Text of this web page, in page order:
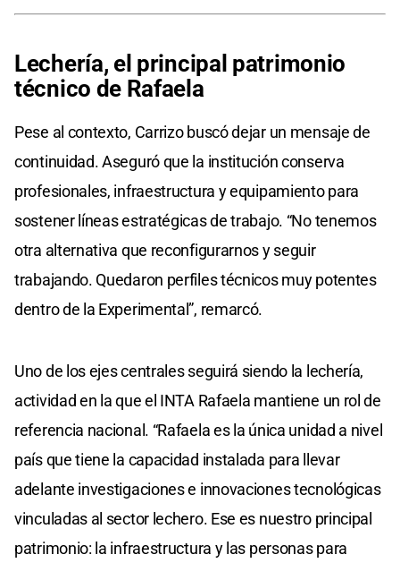
Lechería, el principal patrimonio
técnico de Rafaela
Pese al contexto, Carrizo buscó dejar un mensaje de
continuidad. Aseguró que la institución conserva
profesionales, infraestructura y equipamiento para
sostener líneas estratégicas de trabajo. “No tenemos
otra alternativa que reconfigurarnos y seguir
trabajando. Quedaron perfiles técnicos muy potentes
dentro de la Experimental”, remarcó.
Uno de los ejes centrales seguirá siendo la lechería,
actividad en la que el INTA Rafaela mantiene un rol de
referencia nacional. “Rafaela es la única unidad a nivel
país que tiene la capacidad instalada para llevar
adelante investigaciones e innovaciones tecnológicas
vinculadas al sector lechero. Ese es nuestro principal
patrimonio: la infraestructura y las personas para